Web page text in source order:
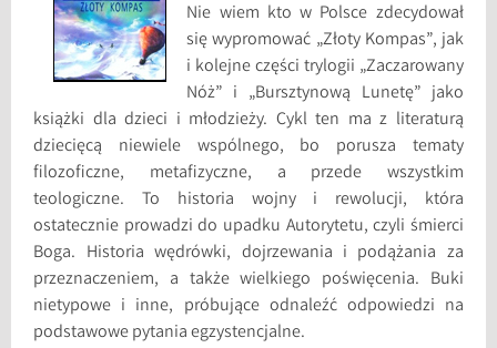
Nie wiem kto w Polsce zdecydował
się wypromować „Złoty Kompas”, jak
i kolejne części trylogii „Zaczarowany
Nóż” i „Bursztynową Lunetę” jako
książki dla dzieci i młodzieży. Cykl ten ma z literaturą
dziecięcą niewiele wspólnego, bo porusza tematy
filozoficzne, metafizyczne, a przede wszystkim
teologiczne. To historia wojny i rewolucji, która
ostatecznie prowadzi do upadku Autorytetu, czyli śmierci
Boga. Historia wędrówki, dojrzewania i podążania za
przeznaczeniem, a także wielkiego poświęcenia. Buki
nietypowe i inne, próbujące odnaleźć odpowiedzi na
podstawowe pytania egzystencjalne.